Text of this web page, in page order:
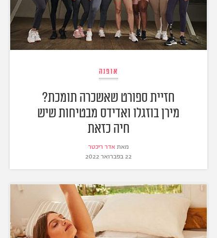
אופנה
חזיית ספורט שאשכרה תומכת?
מירן בוזגלו ואדידס מבטיחות שיש
חיה כזאת
מאת אדר ריכטר
22 בפברואר 2022